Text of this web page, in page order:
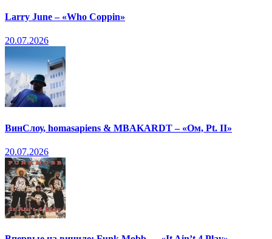
Larry June – «Who Coppin»
20.07.2026
ВинСлоу, homasapiens & MBAKARDT – «Ом, Pt. II»
20.07.2026